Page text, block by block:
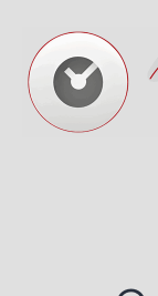
contenu